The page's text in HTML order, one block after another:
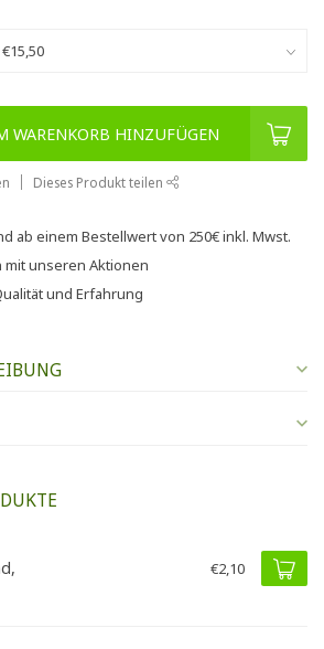
WARENKORB HINZUFÜGEN
Dieses Produkt teilen
ab einem Bestellwert von 250€inkl. Mwst.
mit unseren Aktionen
und Erfahrung
€2,10